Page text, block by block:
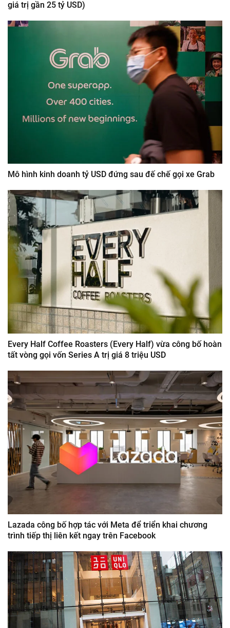
giá trị gần 25 tỷ USD)
Mô hình kinh doanh tỷ USD đứng sau đế chế gọi xe Grab
Every Half Coffee Roasters (Every Half) vừa công bố hoàn
tất vòng gọi vốn Series A trị giá 8 triệu USD
Lazada công bố hợp tác với Meta để triển khai chương
trình tiếp thị liên kết ngay trên Facebook